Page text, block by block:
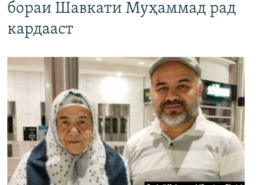
бораи Шавкати Муҳаммад рад
кардааст